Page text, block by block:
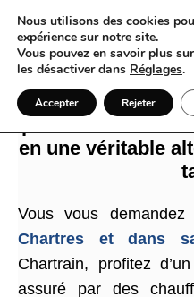
VTC et Chartres
en une véritable
Vous vous
Chartres et dans
Chartrain, profitez
assuré par des
Nous utilisons des cookies
expérience sur notre site.
Vous pouvez en savoir plus
les désactiver dans Réglages.
Accepter Rejeter